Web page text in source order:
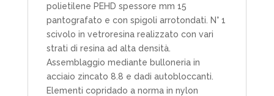
polietilene PEHD spessore mm 15
pantografato e con spigoli arrotondati. N° 1
scivolo in vetroresina realizzato con vari
strati di resina ad alta densità.
Assemblaggio mediante bulloneria in
acciaio zincato 8.8 e dadi autobloccanti.
Elementi copridado a norma in nylon